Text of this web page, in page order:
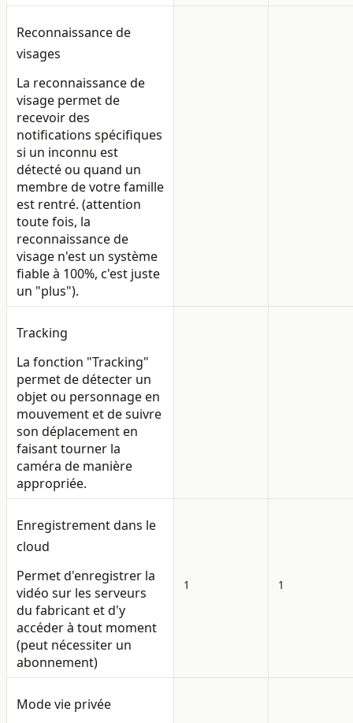
Reconnaissance de
visages
La reconnaissance de
visage permet de
recevoir des
notifications spécifiques
si un inconnu est
détecté ou quand un
membre de votre famille
est rentré. (attention
toute fois, la
reconnaissance de
visage n'est un système
fiable à 100%, c'est juste
un "plus").
Tracking
La fonction "Tracking"
permet de détecter un
objet ou personnage en
mouvement et de suivre
son déplacement en
faisant tourner la
caméra de manière
appropriée.
Enregistrement dans le
cloud
Permet d'enregistrer la
vidéo sur les serveurs
du fabricant et d'y
accéder à tout moment
(peut nécessiter un
abonnement)
1 1
Mode vie privée